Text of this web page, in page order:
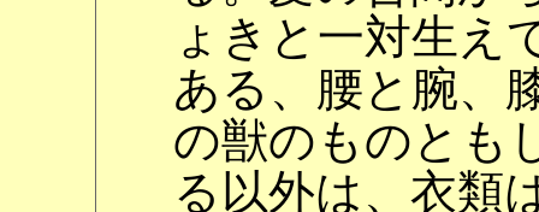
ょきと一対生え
ある、腰と腕、
の獣のものとも
る以外は、衣類